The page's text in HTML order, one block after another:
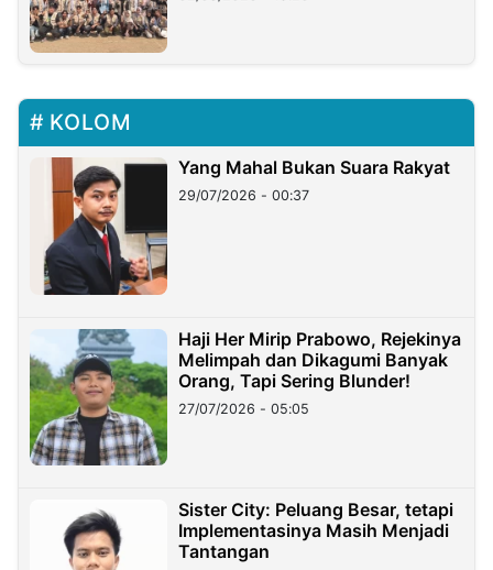
KOLOM
Yang Mahal Bukan Suara Rakyat
29/07/2026 - 00:37
Haji Her Mirip Prabowo, Rejekinya
Melimpah dan Dikagumi Banyak
Orang, Tapi Sering Blunder!
27/07/2026 - 05:05
Sister City: Peluang Besar, tetapi
Implementasinya Masih Menjadi
Tantangan